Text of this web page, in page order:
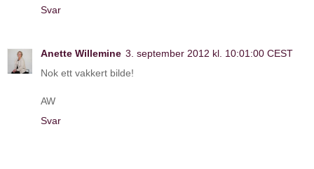
Svar
Anette Willemine 3. september 2012 kl. 10:01:00 CEST
Nok ett vakkert bilde!
AW
Svar